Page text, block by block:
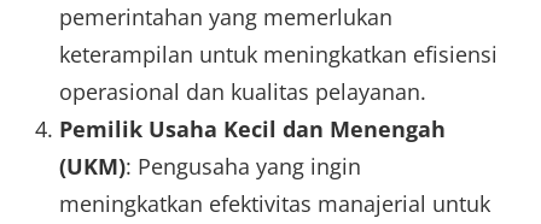
pemerintahan yang memerlukan
keterampilan untuk meningkatkan efisiensi
operasional dan kualitas pelayanan.
Pemilik Usaha Kecil dan Menengah
(UKM): Pengusaha yang ingin
meningkatkan efektivitas manajerial untuk